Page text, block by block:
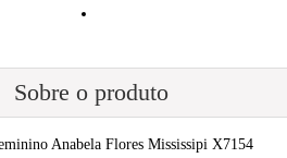
Sobre o produto
Anabela Flores Mississipi X7154